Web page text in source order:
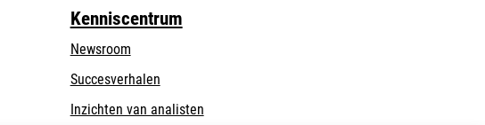
Kenniscentrum
Newsroom
Succesverhalen
Inzichten van analisten